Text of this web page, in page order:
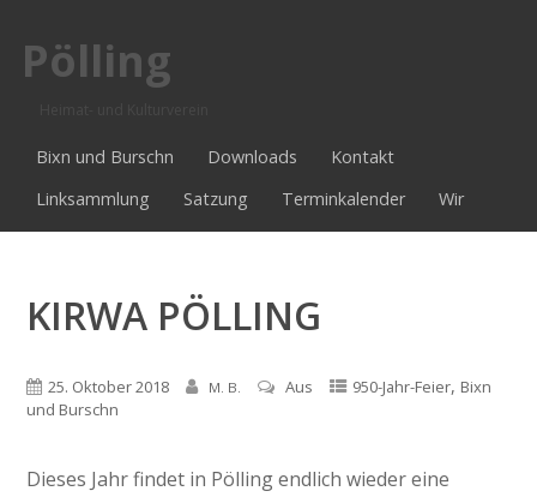
Pölling
Bixn und Burschn Downloads
Kontakt
Linksammlung
Satzung Terminkalender Wir
KIRWA PÖLLING
25. Oktober 2018 M. B. Aus 950-Jahr-Feier, Bixn
und Burschn
Dieses Jahr findet in Pölling endlich wieder eine